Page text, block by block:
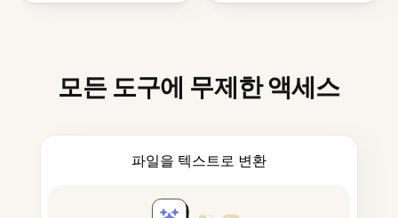
모든 도구에 무제한 액세스
파일을 텍스트로 변환